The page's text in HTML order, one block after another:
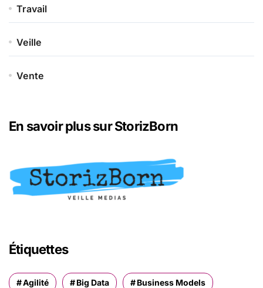
Travail
Veille
Vente
En savoir plus sur StorizBorn
Étiquettes
Agilité Big Data Business Models